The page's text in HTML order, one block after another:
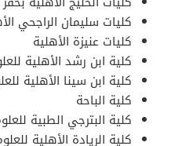
كليات سليمان الراجحي
كليات عنيزة الأهلية
كلية ابن رشد الأهلية
كلية ابن سينا الأهلية
كلية الباحة
كلية البترجي الطبية
كلية الريادة الأهلية